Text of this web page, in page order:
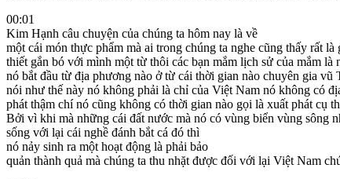
00:01
Kim Hạnh câu chuyện của chúng ta hôm nay là về
một cái món thực phẩm mà ai trong chúng ta nghe cũng thấy rất là
thiết gắn bó với mình một từ thôi các bạn mắm lịch sử của mắm là
nó bắt đầu từ địa phương nào ở từ cái thời gian nào chuyên gia vũ
nói như thế này nó không phải là chỉ của Việt Nam nó không có
phát thậm chí nó cũng không có thời gian nào gọi là xuất phát cụ
Bởi vì khi mà những cái đất nước mà nó có vùng biển vùng sông
sống với lại cái nghề đánh bắt cá đó thì
nó nảy sinh ra một hoạt động là phải bảo
quản thành quả mà chúng ta thu nhặt được đối với lại Việt Nam